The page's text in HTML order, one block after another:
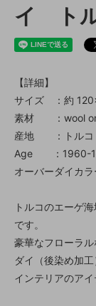
イ ト
【詳細】
サイズ ：約
素材 ：wool
産地 ：トルコ
Age ：1960-
オーバーダイカ
トルコのエーゲ
です。
豪華なフローラ
ダイ（後染め加
インテリアのアイ